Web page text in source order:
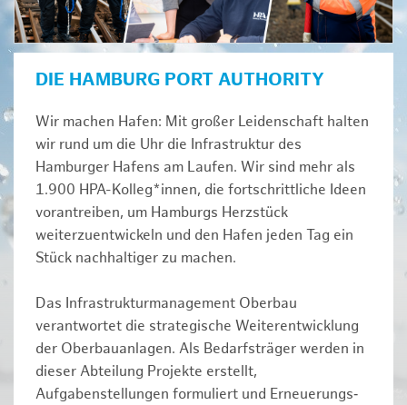
DIE HAMBURG PORT AUTHORITY
Wir machen Hafen: Mit großer Leidenschaft halten
wir rund um die Uhr die Infrastruktur des
Hamburger Hafens am Laufen. Wir sind mehr als
1.900 HPA-Kolleg*innen, die fortschrittliche Ideen
vorantreiben, um Hamburgs Herzstück
weiterzuentwickeln und den Hafen jeden Tag ein
Stück nachhaltiger zu machen.
Das Infrastrukturmanagement Oberbau
verantwortet die strategische Weiterentwicklung
der Oberbauanlagen. Als Bedarfsträger werden in
dieser Abteilung Projekte erstellt,
Aufgabenstellungen formuliert und Erneuerungs‑